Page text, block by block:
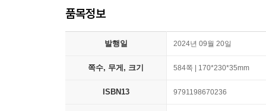
품목정보
발행일 2024년 09월 20일
쪽수, 무게, 크기 584쪽 | 170*230*35mm
ISBN13 9791198670236